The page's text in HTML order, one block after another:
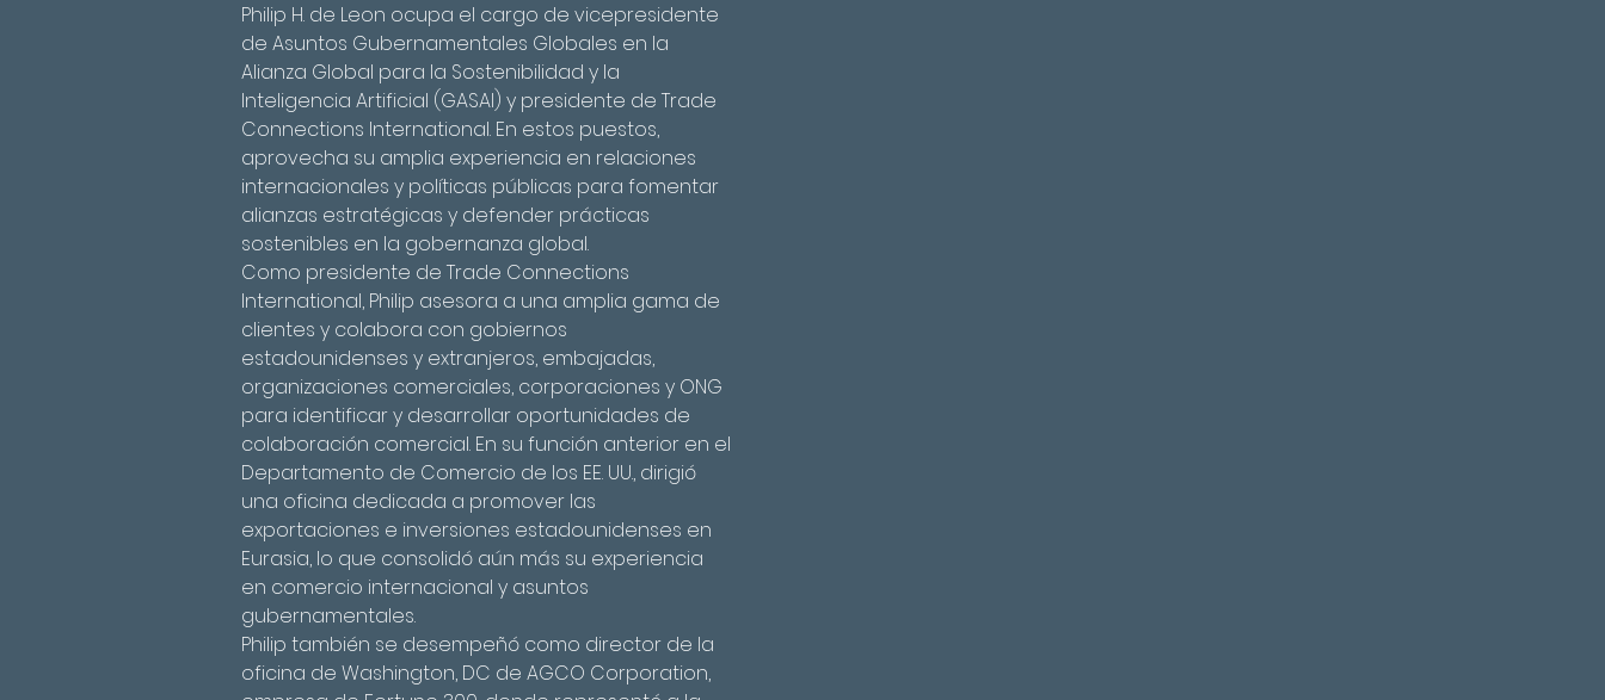
Philip H. de Leon ocupa el cargo de vicepresidente
de Asuntos Gubernamentales Globales en la
Alianza Global para la Sostenibilidad y la
Inteligencia Artificial (GASAI) y presidente de Trade
Connections International. En estos puestos,
aprovecha su amplia experiencia en relaciones
internacionales y políticas públicas para fomentar
alianzas estratégicas y defender prácticas
sostenibles en la gobernanza global.
Como presidente de Trade Connections
International, Philip asesora a una amplia gama de
clientes y colabora con gobiernos
estadounidenses y extranjeros, embajadas,
organizaciones comerciales, corporaciones y ONG
para identificar y desarrollar oportunidades de
colaboración comercial. En su función anterior en el
Departamento de Comercio de los EE. UU., dirigió
una oficina dedicada a promover las
exportaciones e inversiones estadounidenses en
Eurasia, lo que consolidó aún más su experiencia
en comercio internacional y asuntos
gubernamentales.
Philip también se desempeñó como director de la
oficina de Washington, DC de AGCO Corporation,